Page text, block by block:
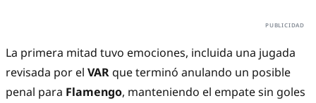
La primera mitad tuvo emociones, incluida una jugada
revisada por el VARque terminó anulando un posible
penal para Flamengo, manteniendo el empate sin goles